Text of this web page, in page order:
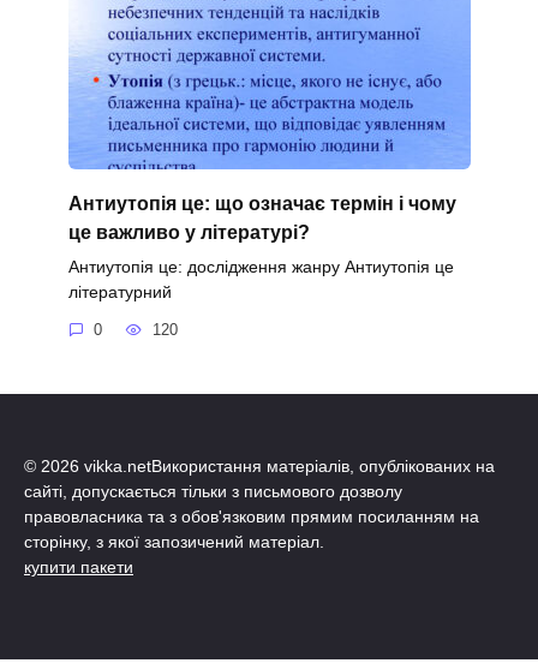
Антиутопія це: що означає термін і чому
це важливо у літературі?
Антиутопія це: дослідження жанру Антиутопія це
літературний
0 120
© 2026 vikka.netВикористання матеріалів, опублікованих на
сайті, допускається тільки з письмового дозволу
правовласника та з обов'язковим прямим посиланням на
сторінку, з якої запозичений матеріал.
купити пакети